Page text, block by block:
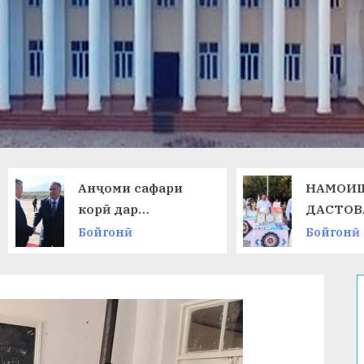
Анҷоми сафари
корӣ дар
Ҷумҳурии
Қирғизистон
Бойгонӣ
НАМОИШИ
ОМӮЗГОРОН
Бойгонӣ